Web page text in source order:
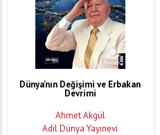
Dünya'nın Değişimi ve Erbakan
Devrimi
Ahmet Akgül
Adil Dünya Yayınevi